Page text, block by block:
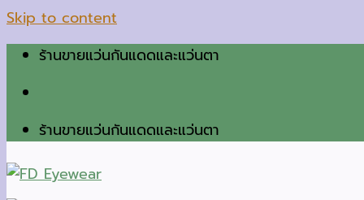
Skip to content
ร้านขายแว่นกันแดดและแว่นตา
ร้านขายแว่นกันแดดและแว่นตา